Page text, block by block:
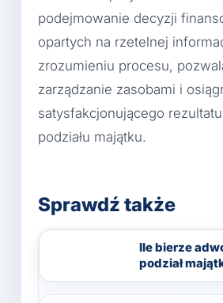
podejmowanie decyzji
opartych na rzetelnej
zrozumieniu procesu,
zarządzanie zasobami i
satysfakcjonującego
podziału majątku.
Sprawdź także
Ile bierze
podział